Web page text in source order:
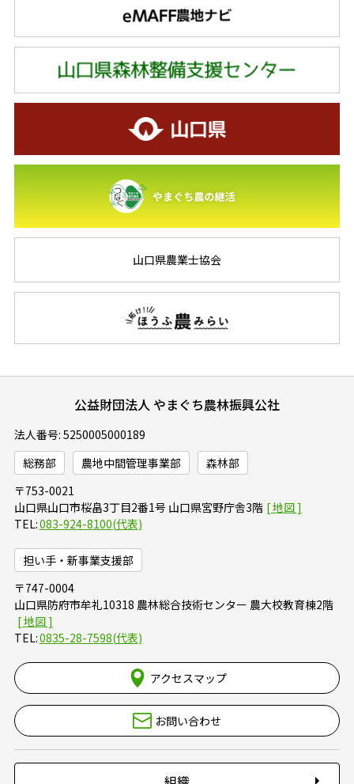
山口県農業士協会
公益財団法人 やまぐち農林振興公社
法人番号: 5250005000189
総務部
農地中間管理事業部
森林部
753-0021
山口県山口市桜畠3丁目2番1号 山口県宮野庁舎3階
083-924-8100(代表)
担い手・新事業支援部
747-0004
山口県防府市牟礼10318 農林総合技術センター 農大校教育棟2階
0835-28-7598(代表)
アクセスマップ
お問い合わせ